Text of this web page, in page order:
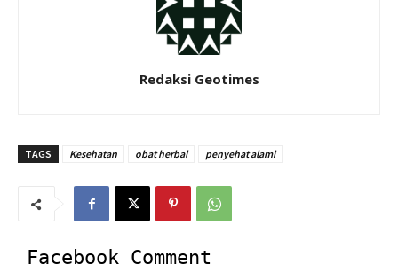
Redaksi Geotimes
TAGS Kesehatan obat herbal penyehat alami
Facebook Comment